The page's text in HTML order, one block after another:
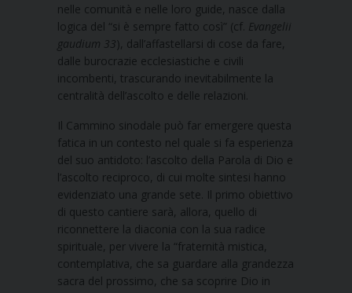
nelle comunità e nelle loro guide, nasce dalla
logica del “si è sempre fatto così” (cf. Evangelii
gaudium 33), dall’affastellarsi di cose da fare,
dalle burocrazie ecclesiastiche e civili
incombenti, trascurando inevitabilmente la
centralità dell’ascolto e delle relazioni.
Il Cammino sinodale può far emergere questa
fatica in un contesto nel quale si fa esperienza
del suo antidoto: l’ascolto della Parola di Dio e
l’ascolto reciproco, di cui molte sintesi hanno
evidenziato una grande sete. Il primo obiettivo
di questo cantiere sarà, allora, quello di
riconnettere la diaconia con la sua radice
spirituale, per vivere la “fraternità mistica,
contemplativa, che sa guardare alla grandezza
sacra del prossimo, che sa scoprire Dio in